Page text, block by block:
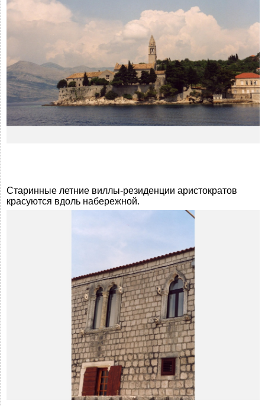
Старинные летние виллы-резиденции аристократов
красуются вдоль набережной.